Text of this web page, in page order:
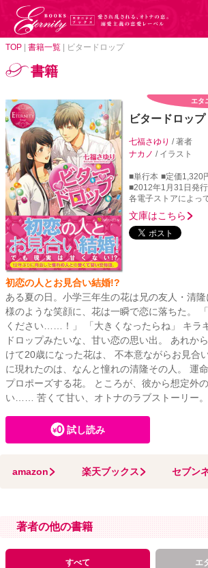
TOP 書籍一覧 ビタードロップ
書籍
エタ
ビタードロップ
七福さゆり/ 著者
ナカノ / イラスト
■単行本 ■定価1,320
■2012年1月31日発
各電子ストアによっ
文庫はこちら
初恋の人とお見合い結婚!?
ある夏の日。小学三年生の花は兄の友人・清
様のような笑顔に、花は一瞬で恋に落ちた。
ください……！」 「大きくなったらね」 キ
ドロップみたいな、甘い恋の思い出。 あれか
けて20歳になった花は、 不本意ながらお見合
に現れたのは、なんと憧れの清隆その人。 運
プロポーズする花。 ところが、彼から想定外
い…… 苦くて甘い、オトナのラブストーリー。
試し読み
amazon 楽天ブックス セブン
著者の他の書籍
すべて エ